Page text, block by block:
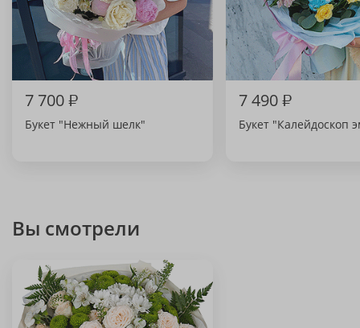
7 700₽
Букет "Нежный шелк"
7 490₽
Букет "Калейдоскоп
Вы смотрели